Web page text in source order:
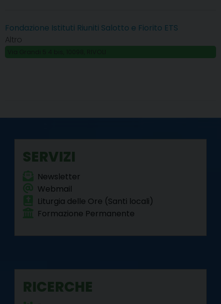
Fondazione Istituti Riuniti Salotto e Fiorito ETS
Altro
SERVIZI
Newsletter
Webmail
Liturgia delle Ore (Santi locali)
Formazione Permanente
RICERCHE